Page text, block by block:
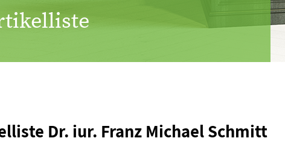
Dr. iur. Franz Michael Schmitt